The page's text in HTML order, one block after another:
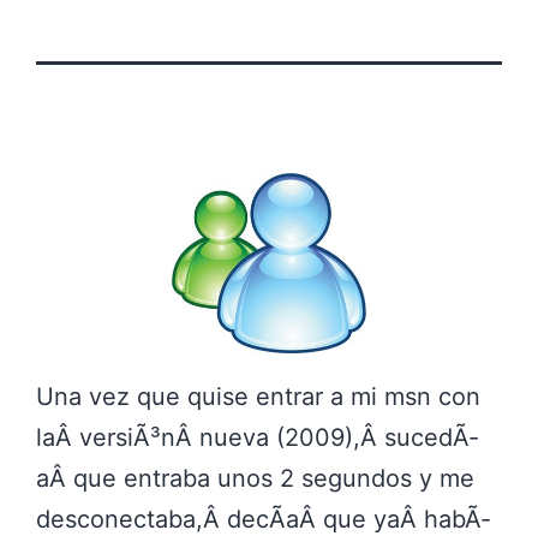
Una vez que quise entrar a mi msn con
laÂ versiÃ³nÂ nueva (2009),Â sucedÃ­
aÂ que entraba unos 2 segundos y me
desconectaba,Â decÃ­aÂ que yaÂ habÃ­